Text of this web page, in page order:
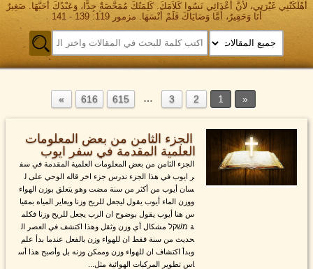
أَهْلَكَتْنِي غَيْرَتِي، لأَنَّ أَعْدَائِي نَسُوا كَلاَمَكَ. كَلِمَتُكَ مُمَحَّصَةٌ جِدًّا، وَعَبْدُكَ أَحَبَّهَا. صَغِيرٌ
أَنَا وَحَقِيرٌ، أَمَّا وَصَايَاكَ فَلَمْ أَنْسَهَا. مزمور 119: 139 - 141
1
2
3
…
615
616
الجزء الثامن من بعض المعلومات
العلمية المقدمة في سفر ايوب
الجزء الثامن من بعض المعلومات العلمية المقدمة في سف
ر ايوب في هذا الجزء ندرس جزء اخر قاله الوحي على ل
سان أيوب من أكثر من سنة مضت وهو يتعلق بوزن الهواء
ووزن الماء أيوب يقول ليجعل للريح وزنا ويعاير المياه بمقيا
س هنا أيوب يقول بوضوح ان الرب يجعل للريح وزنا فكلم
ة משׁקל مشكال أي وزن وثقل وهذا اكتشف في العصر ال
حديث من سنة فقط ان للهواء وزن بالفعل عندما بدأ علم
وبدأ اكتشاف ان للهواء وزن وممكن وزنه بل وأصبح هذا أس
اس تطوير المركبات الهوائية مثل...